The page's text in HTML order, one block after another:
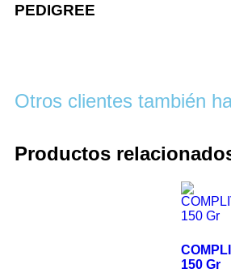
PEDIGREE
Otros clientes también
Productos
150 Gr